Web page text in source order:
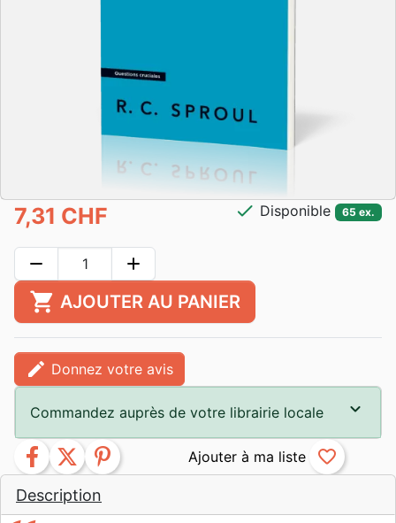
Description
7,31 CHF check Disponible 65 ex.
remove add
shopping_cart AJOUTER AU PANIER
edit Donnez votre avis
Commandez auprès de votre librairie locale
facebook twitter pinterest favorite_border